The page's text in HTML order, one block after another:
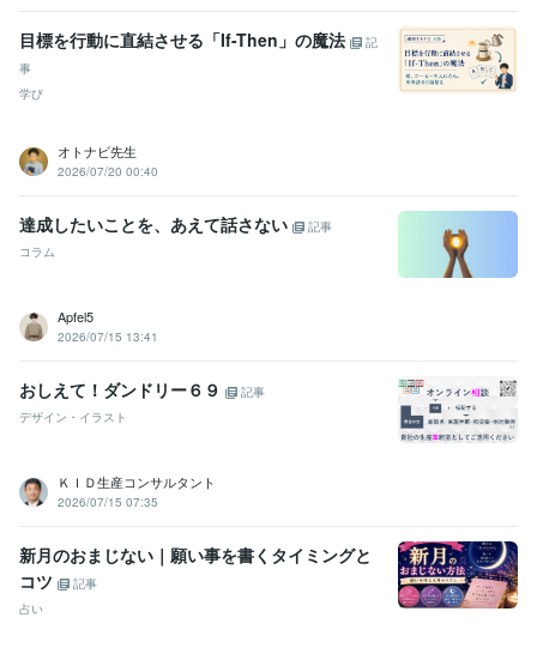
目標を行動に直結させる「If-Then」の魔法
記
事
学び
オトナビ先生
2026/07/20 00:40
達成したいことを、あえて話さない
記事
コラム
Apfel5
2026/07/15 13:41
おしえて！ダンドリー６９
記事
デザイン・イラスト
ＫＩＤ生産コンサルタント
2026/07/15 07:35
新月のおまじない｜願い事を書くタイミングと
コツ
記事
占い